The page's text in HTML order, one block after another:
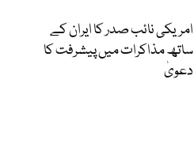
امریکی نائب صدر کا ایران کے
ساتھ مذاکرات میں پیشرفت کا
دعویٰ